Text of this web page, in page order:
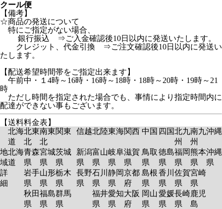
クール便
【備考】
☆商品の発送について
特にご指定がない場合、
銀行振込 ⇒ご入金確認後10日以内に発送いたします。
クレジット、代金引換 ⇒ご注文確認後10日以内に発送い
たします。
【配送希望時間帯をご指定出来ます】
午前中・１4時～16時・16時～18時・18時～20時・19時～21
時
ただし時間を指定された場合でも、事情により指定時間内に
配達ができない事もございます。
【送料料金表】
北海
道
北東
北
南東
北
関東 信越北陸東海関西 中国 四国北九
州
南九
州
沖縄
地
域
詳
細
北海
道
青森
県
岩手
県
秋田
県
宮城
県
山形
県
福島
県
茨城
県
栃木
県
群馬
県
新潟
県
長野
県
富山
県
石川
県
福井
県
岐阜
県
静岡
県
愛知
県
滋賀
県
京都
府
大阪
府
鳥取
県
島根
県
岡山
県
徳島
県
香川
県
愛媛
県
福岡
県
佐賀
県
長崎
県
熊本
県
宮崎
県
鹿児
島
沖縄
県